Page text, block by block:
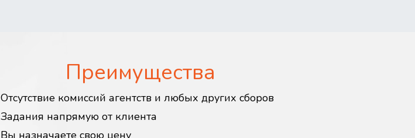
Преимущества
Отсутствие комиссий агентств и любых других сборов
Задания напрямую от клиента